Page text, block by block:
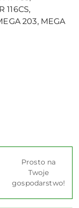
116CS,
203, MEGA
Prosto na
Twoje
gospodarstwo!